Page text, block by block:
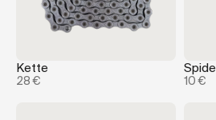
Kette
28 € 10 €